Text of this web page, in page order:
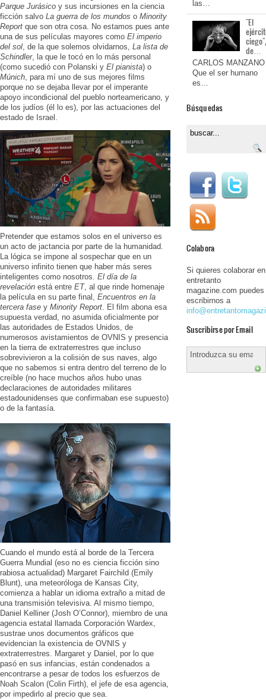
Parque Jurásico y sus incursiones en la ciencia
ficción salvo La guerra de los mundos o Minority
Report que son otra cosa. No estamos pues ante
una de sus películas mayores como El imperio
del sol, de la que solemos olvidarnos, La lista de
Schindler, la que le tocó en lo más personal
(como sucedió con Polanski y El pianista) o
Múnich, para mí uno de sus mejores films
porque no se dejaba llevar por el imperante
apoyo incondicional del pueblo norteamericano, y
de los judíos (él lo es), por las actuaciones del
estado de Israel.
Pretender que estamos solos en el universo es
un acto de jactancia por parte de la humanidad.
La lógica se impone al sospechar que en un
universo infinito tienen que haber más seres
inteligentes como nosotros. El día de la
revelación está entre ET, al que rinde homenaje
la película en su parte final, Encuentros en la
tercera fase y Minority Report. El film abona esa
supuesta verdad, no asumida oficialmente por
las autoridades de Estados Unidos, de
numerosos avistamientos de OVNIS y presencia
en la tierra de extraterrestres que incluso
sobrevivieron a la colisión de sus naves, algo
que no sabemos si entra dentro del terreno de lo
creíble (no hace muchos años hubo unas
declaraciones de autoridades militares
estadounidenses que confirmaban ese supuesto)
o de la fantasía.
Cuando el mundo está al borde de la Tercera
Guerra Mundial (eso no es ciencia ficción sino
rabiosa actualidad) Margaret Fairchild (Emily
Blunt), una meteoróloga de Kansas City,
comienza a hablar un idioma extraño a mitad de
una transmisión televisiva. Al mismo tiempo,
Daniel Kelliner (Josh O’Connor), miembro de una
agencia estatal llamada Corporación Wardex,
sustrae unos documentos gráficos que
evidencian la existencia de OVNIS y
extraterrestres. Margaret y Daniel, por lo que
pasó en sus infancias, están condenados a
encontrarse a pesar de todos los esfuerzos de
Noah Scalon (Colin Firth), el jefe de esa agencia,
por impedirlo al precio que sea.
las…
"El
de…
CARLOS MANZANO
Que el ser humano
es…
Búsquedas
Colabora
Si quieres colaborar en
entretanto
magazine.com puedes
escribirnos a
Suscribirse por Email